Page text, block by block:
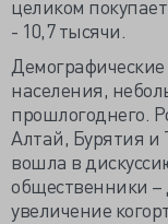
целиком
- 10,7 тысячи.
населения,
прошлогоднего.
Алтай, Бурятия и
вошла в
общественники –
увеличение